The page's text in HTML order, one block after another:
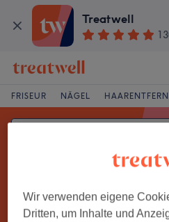
Treatwell
FRISEUR NÄGEL
Wir verwenden eigene
Dritten, um Inhalte und